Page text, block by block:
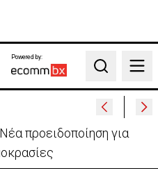
Powered by:
Search
προειδοποίηση για